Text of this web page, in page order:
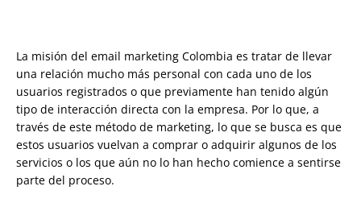
La misión del email marketing Colombia es tratar de llevar
una relación mucho más personal con cada uno de los
usuarios registrados o que previamente han tenido algún
tipo de interacción directa con la empresa. Por lo que, a
través de este método de marketing, lo que se busca es que
estos usuarios vuelvan a comprar o adquirir algunos de los
servicios o los que aún no lo han hecho comience a sentirse
parte del proceso.